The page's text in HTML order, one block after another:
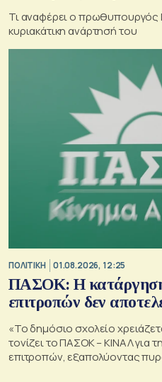
Τι αναφέρει ο πρωθυπουργός
κυριακάτικη ανάρτησή του
ΠΟΛΙΤΙΚΗ 01.08.2026, 12:25
ΠΑΣΟΚ: Η κατάργηση
επιτροπών δεν
«Το δημόσιο σχολείο
τονίζει το ΠΑΣΟΚ – ΚΙΝΑΛ για
επιτροπών, εξαπολύοντας